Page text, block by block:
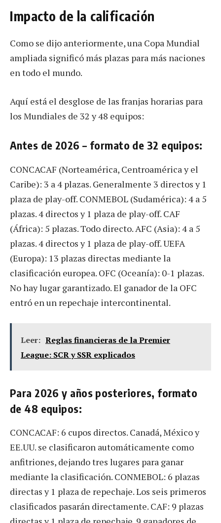
Impacto de la calificación
Como se dijo anteriormente, una Copa Mundial
ampliada significó más plazas para más naciones
en todo el mundo.
Aquí está el desglose de las franjas horarias para
los Mundiales de 32 y 48 equipos:
Antes de 2026 – formato de 32 equipos:
CONCACAF (Norteamérica, Centroamérica y el
Caribe): 3 a 4 plazas. Generalmente 3 directos y 1
plaza de play-off. CONMEBOL (Sudamérica): 4 a 5
plazas. 4 directos y 1 plaza de play-off. CAF
(África): 5 plazas. Todo directo. AFC (Asia): 4 a 5
plazas. 4 directos y 1 plaza de play-off. UEFA
(Europa): 13 plazas directas mediante la
clasificación europea. OFC (Oceanía): 0-1 plazas.
No hay lugar garantizado. El ganador de la OFC
entró en un repechaje intercontinental.
Leer: Reglas financieras de la Premier
League: SCR y SSR explicados
Para 2026 y años posteriores, formato
de 48 equipos:
CONCACAF: 6 cupos directos. Canadá, México y
EE.UU. se clasificaron automáticamente como
anfitriones, dejando tres lugares para ganar
mediante la clasificación. CONMEBOL: 6 plazas
directas y 1 plaza de repechaje. Los seis primeros
clasificados pasarán directamente. CAF: 9 plazas